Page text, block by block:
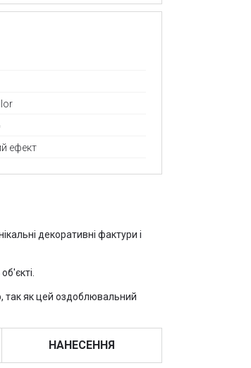
ефект
декоративні фактури і
так як цей оздоблювальний
НАНЕСЕННЯ